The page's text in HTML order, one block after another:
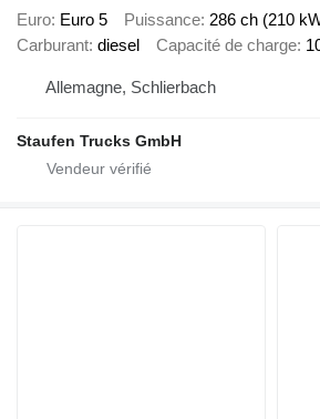
Euro Euro 5 Puissance 286 ch (210
Carburant diesel Capacité de charge
Allemagne, Schlierbach
Staufen Trucks GmbH